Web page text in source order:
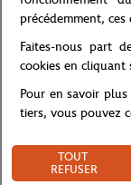
précédemment,
Faites-nous part
cookies en cliquant
Pour en savoir
tiers, vous pouvez
TOUT
REFUSER